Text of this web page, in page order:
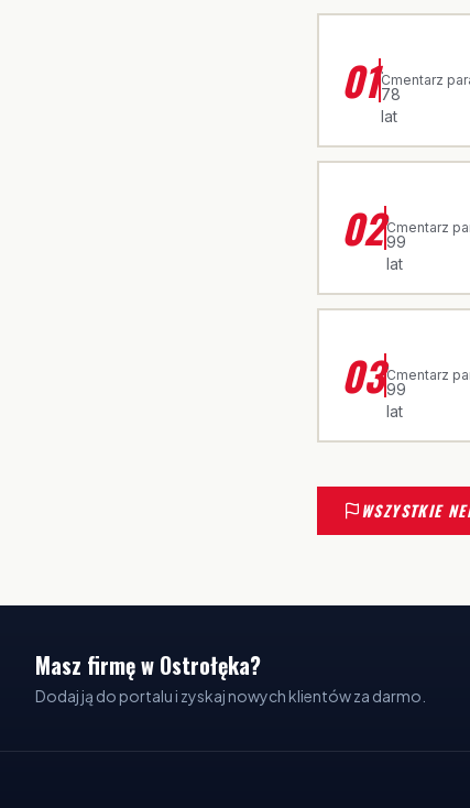
01·
78
lat
Cmentarz
02·
99
lat
Cmentarz
03·
99
lat
Cmentarz
WSZYSTKIE
Masz firmę w Ostrołęka?
Dodaj ją do portalu i zyskaj nowych klientów za darmo.